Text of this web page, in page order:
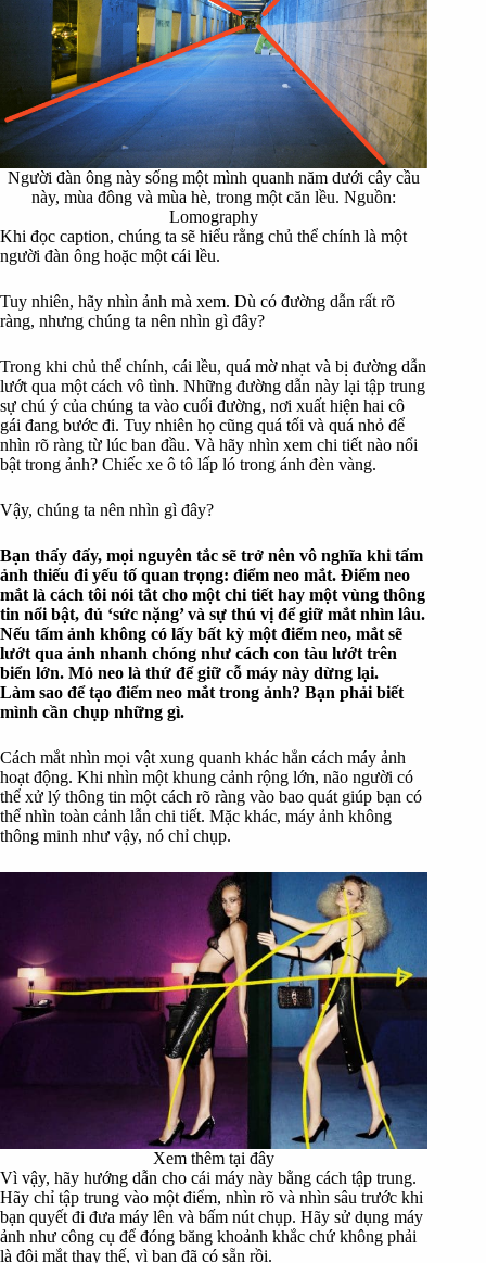
Người đàn ông này sống một mình quanh năm dưới cây cầu
này, mùa đông và mùa hè, trong một căn lều. Nguồn:
Lomography
Khi đọc caption, chúng ta sẽ hiểu rằng chủ thể chính là một
người đàn ông hoặc một cái lều.
Tuy nhiên, hãy nhìn ảnh mà xem. Dù có đường dẫn rất rõ
ràng, nhưng chúng ta nên nhìn gì đây?
Trong khi chủ thể chính, cái lều, quá mờ nhạt và bị đường dẫn
lướt qua một cách vô tình. Những đường dẫn này lại tập trung
sự chú ý của chúng ta vào cuối đường, nơi xuất hiện hai cô
gái đang bước đi. Tuy nhiên họ cũng quá tối và quá nhỏ để
nhìn rõ ràng từ lúc ban đầu. Và hãy nhìn xem chi tiết nào nổi
bật trong ảnh? Chiếc xe ô tô lấp ló trong ánh đèn vàng.
Vậy, chúng ta nên nhìn gì đây?
Bạn thấy đấy, mọi nguyên tắc sẽ trở nên vô nghĩa khi tấm
ảnh thiếu đi yếu tố quan trọng: điểm neo mắt. Điểm neo
mắt là cách tôi nói tắt cho một chi tiết hay một vùng thông
tin nổi bật, đủ ‘sức nặng’ và sự thú vị để giữ mắt nhìn lâu.
Nếu tấm ảnh không có lấy bất kỳ một điểm neo, mắt sẽ
lướt qua ảnh nhanh chóng như cách con tàu lướt trên
biển lớn. Mỏ neo là thứ để giữ cỗ máy này dừng lại.
Làm sao để tạo điểm neo mắt trong ảnh? Bạn phải biết
mình cần chụp những gì.
Cách mắt nhìn mọi vật xung quanh khác hẳn cách máy ảnh
hoạt động. Khi nhìn một khung cảnh rộng lớn, não người có
thể xử lý thông tin một cách rõ ràng vào bao quát giúp bạn có
thể nhìn toàn cảnh lẫn chi tiết. Mặc khác, máy ảnh không
thông minh như vậy, nó chỉ chụp.
Xem thêm tại đây
Vì vậy, hãy hướng dẫn cho cái máy này bằng cách tập trung.
Hãy chỉ tập trung vào một điểm, nhìn rõ và nhìn sâu trước khi
bạn quyết đi đưa máy lên và bấm nút chụp. Hãy sử dụng máy
ảnh như công cụ để đóng băng khoảnh khắc chứ không phải
là đôi mắt thay thế, vì bạn đã có sẵn rồi.